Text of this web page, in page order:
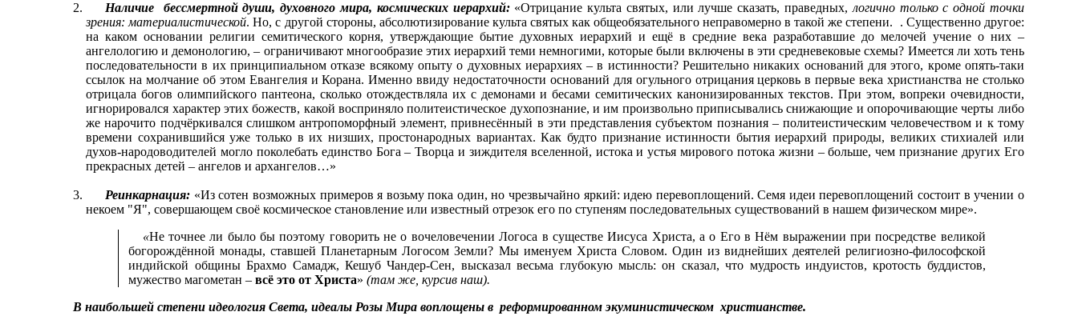
Наличие бессмертной души, духовного мира, космических иерархий: «Отрицание культа святых, или лучше сказать, праведных,логично только с одной точки
зрения: материалистической. Но, с другой стороны, абсолютизирование культа святых как общеобязательного неправомерно в такой же степени. . Существенно другое:
на каком основании религии семитического корня, утверждающие бытие духовных иерархий и ещё в средние века разработавшие до мелочей учение о них –
ангелологию и демонологию, – ограничивают многообразие этих иерархий теми немногими, которые были включены в эти средневековые схемы? Имеется ли хоть тень
последовательности в их принципиальном отказе всякому опыту о духовных иерархиях – в истинности? Решительно никаких оснований для этого, кроме опять-таки
ссылок на молчание об этом Евангелия и Корана. Именно ввиду недостаточности оснований для огульного отрицания церковь в первые века христианства не столько
отрицала богов олимпийского пантеона, сколько отождествляла их с демонами и бесами семитических канонизированных текстов. При этом, вопреки очевидности,
игнорировался характер этих божеств, какой восприняло политеистическое духопознание, и им произвольно приписывались снижающие и опорочивающие черты либо
же нарочито подчёркивался слишком антропоморфный элемент, привнесённый в эти представления субъектом познания – политеистическим человечеством и к тому
времени сохранившийся уже только в их низших, простонародных вариантах. Как будто признание истинности бытия иерархий природы, великих стихиалей или
духов-народоводителей могло поколебать единство Бога – Творца и зиждителя вселенной, истока и устья мирового потока жизни – больше, чем признание других Его
прекрасных детей – ангелов и архангелов…»
Реинкарнация: «Из сотен возможных примеров я возьму пока один, но чрезвычайно яркий: идею перевоплощений. Семя идеи перевоплощений состоит в учении о
некоем "Я", совершающем своё космическое становление или известный отрезок его по ступеням последовательных существований в нашем физическом мире».
«Не точнее ли было бы поэтому говорить не о вочеловечении Логоса в существе Иисуса Христа, а о Его в Нём выражении при посредстве великой
богорождённой монады, ставшей Планетарным Логосом Земли? Мы именуем Христа Словом. Один из виднейших деятелей религиозно-философской
индийской общины Брахмо Самадж, Кешуб Чандер-Сен, высказал весьма глубокую мысль: он сказал, что мудрость индуистов, кротость буддистов,
мужество магометан –всё это от Христа» (там же, курсив наш).
В наибольшей степени идеология Света, идеалы Розы Мира воплощены в реформированном экуминистическом христианстве.